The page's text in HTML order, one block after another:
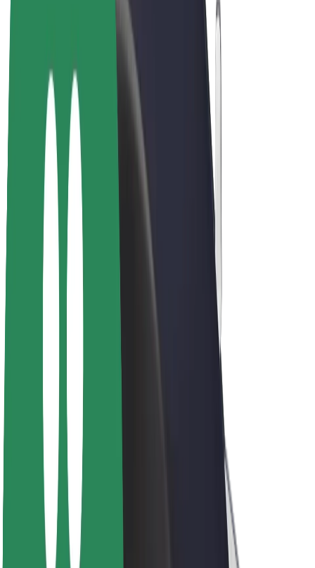
გამოიმუშავე Bolt-თან ერთად
მძღოლები
მძღოლის შემოსავლები
კურიერები
კურიერის შემოსავლები
Bolt Food პარტნიორები
ფრენჩაიზი
ბლოგი
სიახლეები
ბრენდის გზამკვლევი
მისია
ინვესტორებთან ურთიერთობა
ლიდერობა